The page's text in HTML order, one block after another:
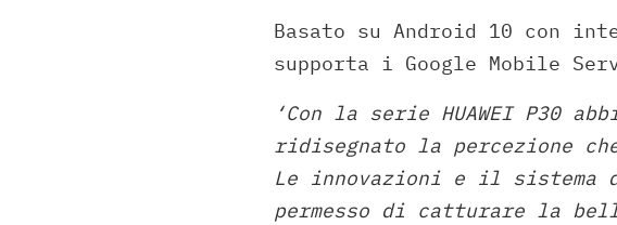
Basato su Android 10 con
supporta i Google Mobile
‘Con la serie HUAWEI
ridisegnato la percezione
Le innovazioni e il sistema
permesso di catturare la